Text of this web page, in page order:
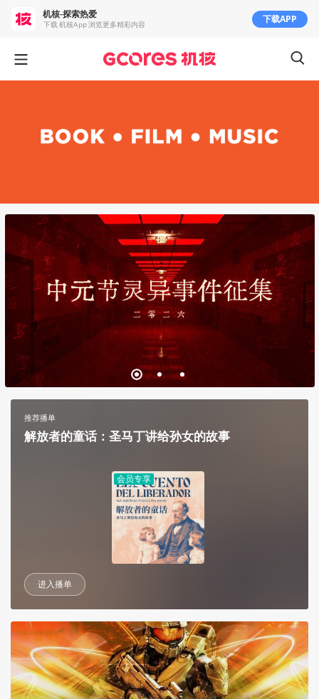
推荐播单
解放者的童话：圣马丁讲给孙女的故事
会员专享
进入播单
机核-探索热爱
下载 机核App 浏览更多精彩内容 下载APP